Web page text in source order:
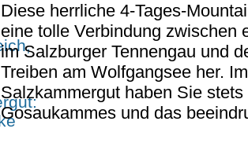
Diese herrliche 4-Tages-
eine tolle Verbindung zwischen
im Salzburger Tennengau und
Treiben am Wolfgangsee her.
Salzkammergut haben Sie
Gosaukammes und das